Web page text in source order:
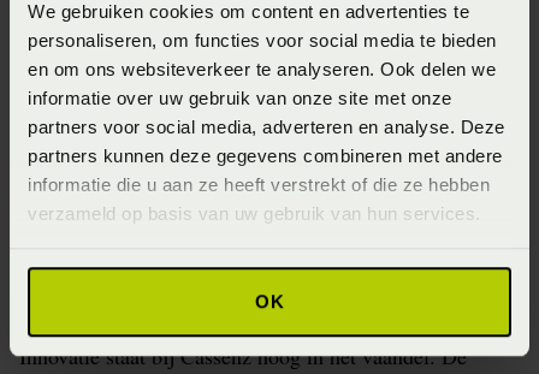
We gebruiken cookies om content en advertenties te
personaliseren, om functies voor social media te bieden
en om ons websiteverkeer te analyseren. Ook delen we
informatie over uw gebruik van onze site met onze
partners voor social media, adverteren en analyse. Deze
partners kunnen deze gegevens combineren met andere
informatie die u aan ze heeft verstrekt of die ze hebben
verzameld op basis van uw gebruik van hun services.
OK
Hoofdkussen
Cassenz Toronto
Exclusive
Cassenz hoofdkussens
Innovatie staat bij Cassenz hoog in het vaandel. De